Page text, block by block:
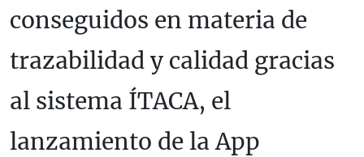
conseguidos en materia de
trazabilidad y calidad gracias
al sistema ÍTACA, el
lanzamiento de la App